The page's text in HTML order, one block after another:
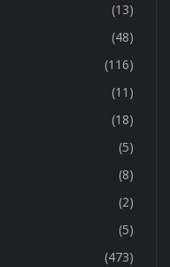
(13)
(48)
(116)
(11)
(18)
(5)
(8)
(2)
(5)
(473)